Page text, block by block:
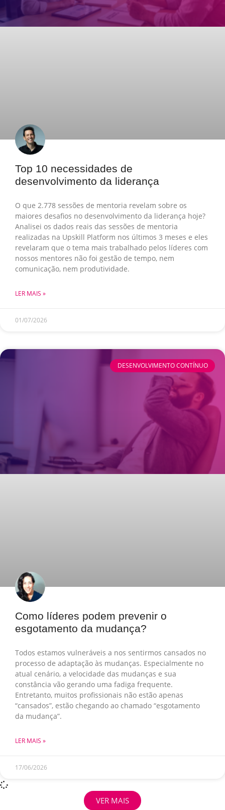
Top 10 necessidades de
desenvolvimento da liderança
O que 2.778 sessões de mentoria revelam sobre os
maiores desafios no desenvolvimento da liderança hoje?
Analisei os dados reais das sessões de mentoria
realizadas na Upskill Platform nos últimos 3 meses e eles
revelaram que o tema mais trabalhado pelos líderes com
nossos mentores não foi gestão de tempo, nem
comunicação, nem produtividade.
LER MAIS »
01/07/2026
DESENVOLVIMENTO CONTÍNUO
Como líderes podem prevenir o
esgotamento da mudança?
Todos estamos vulneráveis a nos sentirmos cansados no
processo de adaptação às mudanças. Especialmente no
atual cenário, a velocidade das mudanças e sua
constância vão gerando uma fadiga frequente.
Entretanto, muitos profissionais não estão apenas
“cansados”, estão chegando ao chamado “esgotamento
da mudança”.
LER MAIS »
17/06/2026
VER MAIS